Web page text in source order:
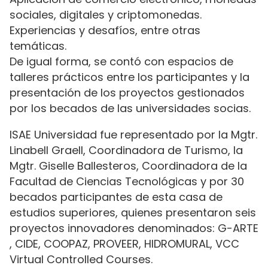
sociales, digitales y criptomonedas.
Experiencias y desafíos, entre otras
temáticas.
De igual forma, se contó con espacios de
talleres prácticos entre los participantes y la
presentación de los proyectos gestionados
por los becados de las universidades socias.
ISAE Universidad fue representado por la Mgtr.
Linabell Graell, Coordinadora de Turismo, la
Mgtr. Giselle Ballesteros, Coordinadora de la
Facultad de Ciencias Tecnológicas y por 30
becados participantes de esta casa de
estudios superiores, quienes presentaron seis
proyectos innovadores denominados: G-ARTE
, CIDE, COOPAZ, PROVEER, HIDROMURAL, VCC
Virtual Controlled Courses.